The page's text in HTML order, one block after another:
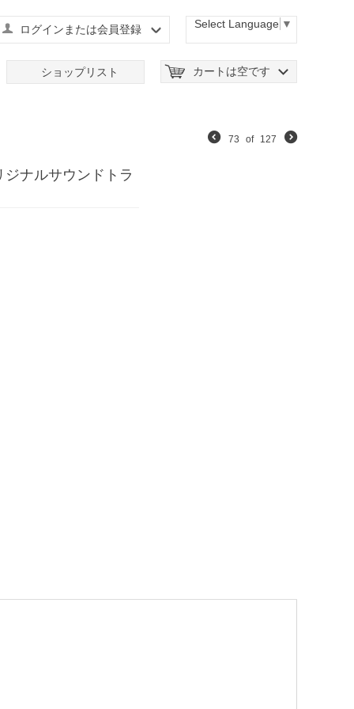
Select Language ▼
ログインまたは会員登録
カートは空です
ショップリスト
73 of 127
ナルサウンドトラ